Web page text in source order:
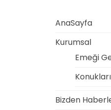
AnaSayfa
Kurumsal
Emeği
Bizden